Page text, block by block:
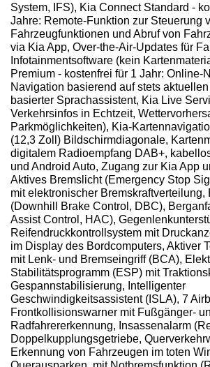
System, IFS), Kia Connect Standard -
Jahre: Remote-Funktion zur Steuerung
Fahrzeugfunktionen und Abruf von
via Kia App, Over-the-Air-Updates für
Infotainmentsoftware (kein
Premium - kostenfrei für 1 Jahr: Online-
Navigation basierend auf stets
basierter Sprachassistent, Kia Live
Verkehrsinfos in Echtzeit,
Parkmöglichkeiten), Kia-
(12,3 Zoll) Bildschirmdiagonale,
digitalem Radioempfang DAB+,
und Android Auto, Zugang zur Kia App
Aktives Bremslicht (Emergency Stop
mit elektronischer Bremskraftverteilung,
(Downhill Brake Control, DBC),
Assist Control, HAC),
Reifendruckkontrollsystem mit
im Display des Bordcomputers, Aktiver
mit Lenk- und Bremseingriff (BCA),
Stabilitätsprogramm (ESP) mit
Gespannstabilisierung, Intelligenter
Geschwindigkeitsassistent (ISLA), 7
Frontkollisionswarner mit Fußgänger-
Radfahrererkennung, Insassenalarm
Doppelkupplungsgetriebe,
Erkennung von Fahrzeugen im toten